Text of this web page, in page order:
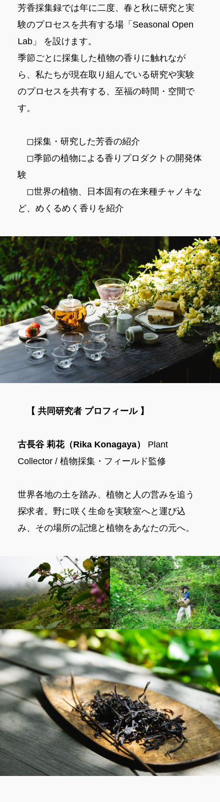
芳香採集録では年に二度、春と秋に研究と実
験のプロセスを共有する場「Seasonal Open
Lab」 を設けます。
季節ごとに採集した植物の香りに触れなが
ら、私たちが現在取り組んでいる研究や実験
のプロセスを共有する、至福の時間・空間で
す。
◻︎採集・研究した芳香の紹介
◻︎季節の植物による香りプロダクトの開発体
験
◻︎世界の植物、日本固有の在来種チャノキな
ど、めくるめく香りを紹介
【 共同研究者 プロフィール 】
古長谷 莉花（Rika Konagaya）
Plant
Collector / 植物採集・フィールド監修
世界各地の土を踏み、植物と人の営みを追う
探求者。野に咲く生命を実験室へと運び込
み、その場所の記憶と植物をあなたの元へ。